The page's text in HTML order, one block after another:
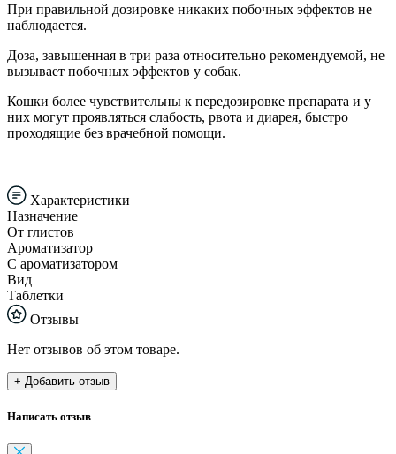
При правильной дозировке никаких побочных эффектов не
наблюдается.
Доза, завышенная в три раза относительно рекомендуемой, не
вызывает побочных эффектов у собак.
Кошки более чувствительны к передозировке препарата и у
них могут проявляться слабость, рвота и диарея, быстро
проходящие без врачебной помощи.
Характеристики
Назначение
От глистов
Ароматизатор
С ароматизатором
Вид
Таблетки
Отзывы
Нет отзывов об этом товаре.
+ Добавить отзыв
Написать отзыв